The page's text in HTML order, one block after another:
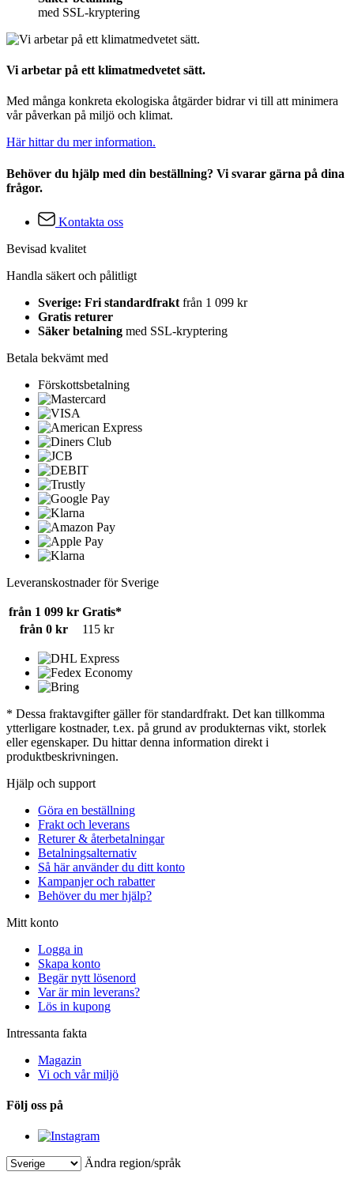
med SSL-kryptering
Vi arbetar på ett klimatmedvetet sätt.
Med många konkreta ekologiska åtgärder bidrar vi till att minimera
vår påverkan på miljö och klimat.
Här hittar du mer information.
Behöver du hjälp med din beställning? Vi svarar gärna på dina
frågor.
Kontakta oss
Bevisad kvalitet
Handla säkert och pålitligt
Sverige: Fri standardfrakt från 1 099 kr
Gratis returer
Säker betalning med SSL-kryptering
Betala bekvämt med
Förskottsbetalning
Leveranskostnader för Sverige
från 1 099 kr Gratis*
från 0 kr
115 kr
* Dessa fraktavgifter gäller för standardfrakt. Det kan tillkomma
ytterligare kostnader, t.ex. på grund av produkternas vikt, storlek
eller egenskaper. Du hittar denna information direkt i
produktbeskrivningen.
Hjälp och support
Göra en beställning
Frakt och leverans
Returer & återbetalningar
Betalningsalternativ
Så här använder du ditt konto
Kampanjer och rabatter
Behöver du mer hjälp?
Mitt konto
Logga in
Skapa konto
Begär nytt lösenord
Var är min leverans?
Lös in kupong
Intressanta fakta
Magazin
Vi och vår miljö
Följ oss på
Ändra region/språk